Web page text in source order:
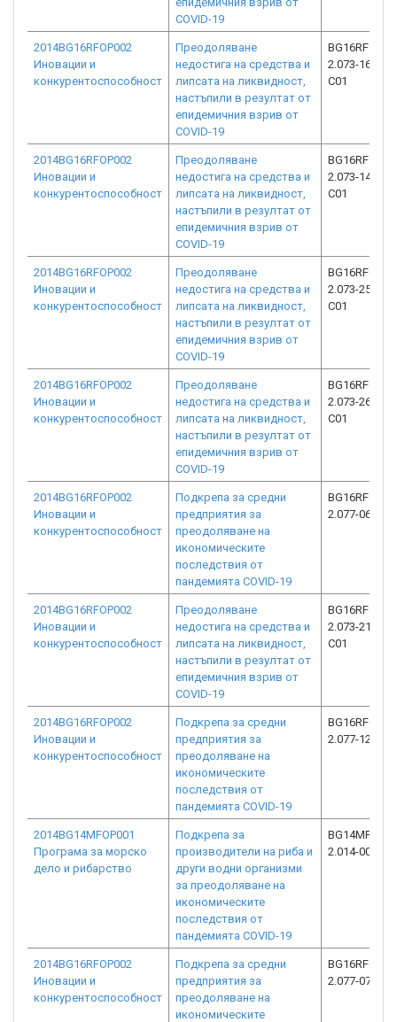
COVID-19
2014BG16RFOP002
Иновации и
конкурентоспособност
Преодоляване
недостига на средства и
липсата на ликвидност,
настъпили в резултат от
епидемичния взрив от
COVID-19
2.073-16881-
C01
2014BG16RFOP002
Иновации и
конкурентоспособност
Преодоляване
недостига на средства и
липсата на ликвидност,
настъпили в резултат от
епидемичния взрив от
COVID-19
2.073-14006-
C01
2014BG16RFOP002
Иновации и
конкурентоспособност
Преодоляване
недостига на средства и
липсата на ликвидност,
настъпили в резултат от
епидемичния взрив от
COVID-19
2.073-25532-
C01
2014BG16RFOP002
Иновации и
конкурентоспособност
Преодоляване
недостига на средства и
липсата на ликвидност,
настъпили в резултат от
епидемичния взрив от
COVID-19
2.073-26407-
C01
2014BG16RFOP002
Иновации и
конкурентоспособност
Подкрепа за средни
предприятия за
преодоляване на
икономическите
последствия от
пандемията COVID-19
2.077-0610-
2014BG16RFOP002
Иновации и
конкурентоспособност
Преодоляване
недостига на средства и
липсата на ликвидност,
настъпили в резултат от
епидемичния взрив от
COVID-19
2.073-21336-
C01
2014BG16RFOP002
Иновации и
конкурентоспособност
Подкрепа за средни
предприятия за
преодоляване на
икономическите
последствия от
пандемията COVID-19
2.077-1238-
2014BG14MFOP001
Програма за морско
дело и рибарство
Подкрепа за
производители на риба и
други водни организми
за преодоляване на
икономическите
последствия от
пандемията COVID-19
2.014-0035-
2014BG16RFOP002
Иновации и
конкурентоспособност
Подкрепа за средни
предприятия за
преодоляване на
икономическите
2.077-0732-